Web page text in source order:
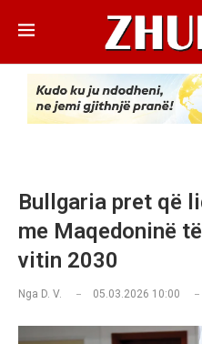
Bullgaria pret që
me Maqedoninë
vitin 2030
Nga D. V. 05.03.2026 10:00